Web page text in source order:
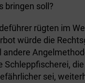
bringen soll?
rügten im
würde die
andere
Schleppfischerei,
sei,